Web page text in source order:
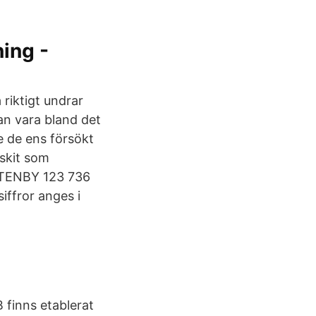
-
riktigt undrar
vara bland det
de ens försökt
som
123 736
anges i
finns etablerat